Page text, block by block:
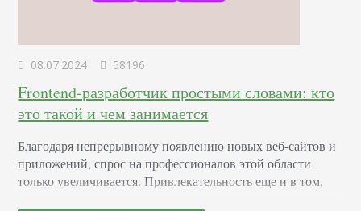
08.07.2024 58196
Frontend-разработчик простыми словами: кто
это такой и чем занимается
Благодаря непрерывному появлению новых веб-сайтов и
приложений, спрос на профессионалов этой области
только увеличивается. Привлекательность еще и в том,